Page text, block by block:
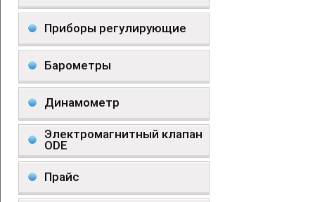
Приборы регулирующие
Барометры
Динамометр
Электромагнитный клапан
ODE
Прайс